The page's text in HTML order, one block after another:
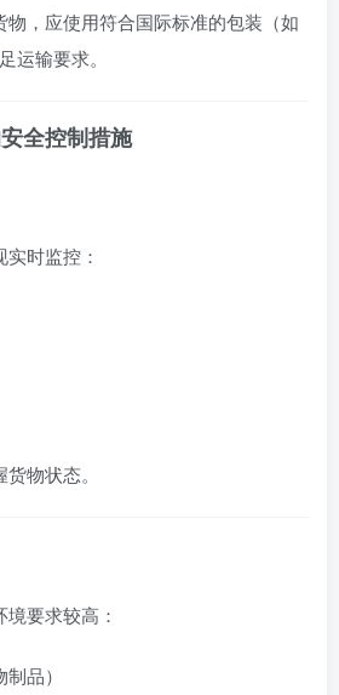
物，应使用符合国际标准的包装（如
运输要求。
全控制措施
时监控：
物状态。
要求较高：
品）